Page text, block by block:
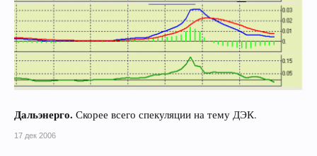
Дальэнерго. Скорее всего спекуляции на тему ДЭК.
17 дек 2006